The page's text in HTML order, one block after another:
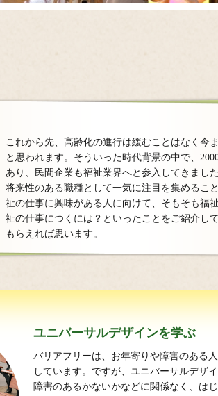
これから先、高齢化の進行は緩むことはなく今
と思われます。そういった時代背景の中で、
あり、民間企業も福祉業界へと参入してきまし
将来性のある職種として一気に注目を集めるこ
祉の仕事に興味がある人に向けて、そもそも福
祉の仕事につくには？といったことをご紹介し
もらえれば思います。
ユニバーサルデザインを学ぶ
バリアフリーは、お年寄りや障害のある
しています。ですが、ユニバーサルデザ
障害のあるかないかなどに関係なく、は